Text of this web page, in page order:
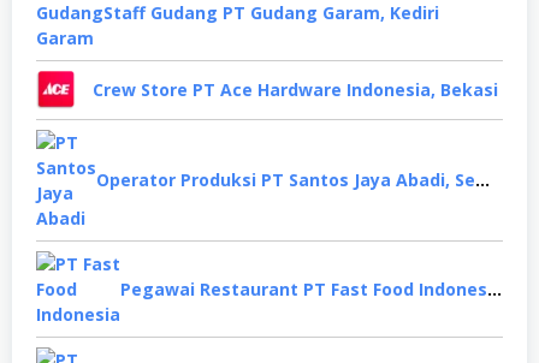
Staff Gudang PT Gudang Garam, Kediri
Crew Store PT Ace Hardware Indonesia, Bekasi
Operator Produksi PT Santos Jaya Abadi, Semarang
Pegawai Restaurant PT Fast Food Indonesia, Surabaya